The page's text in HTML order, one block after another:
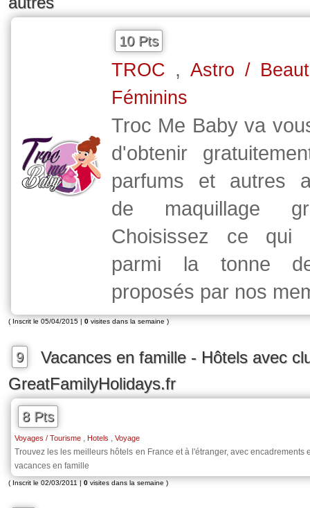
10 Pts
TROC ,Astro /
Féminins
Troc Me Baby va
d'obtenir
parfums et autres
de maquillage
Choisissez ce qui
parmi la tonne
proposés par nos
( Inscrit le 05/04/2015 | 0 visites dans la semaine )
9
Vacances en famille - Hôtels avec
GreatFamilyHolidays.fr
8 Pts
Voyages / Tourisme , Hotels , Voyage
Trouvez les les meilleurs hôtels en France et à l'étranger, avec encadrements
vacances en famille
( Inscrit le 02/03/2011 | 0 visites dans la semaine )